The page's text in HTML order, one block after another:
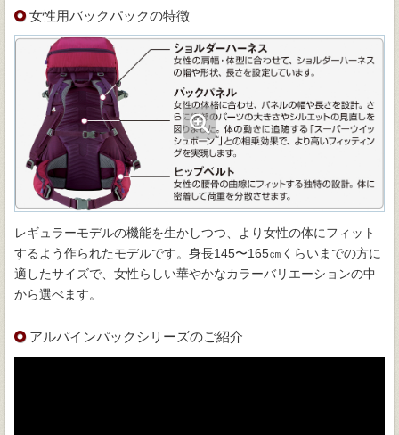
女性用バックパックの特徴
レギュラーモデルの機能を生かしつつ、より女性の体にフィット
するよう作られたモデルです。身長145〜165㎝くらいまでの方に
適したサイズで、女性らしい華やかなカラーバリエーションの中
から選べます。
アルパインパックシリーズのご紹介